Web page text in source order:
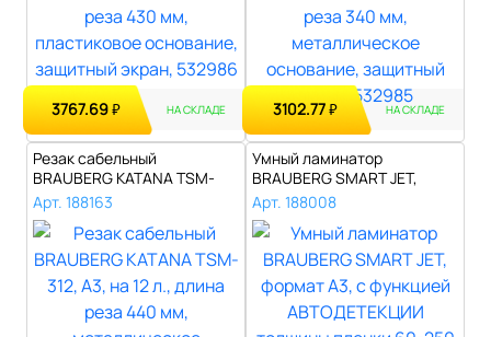
3767.69₽ НА СКЛАДЕ 3102.77₽ НА СКЛАДЕ
Резак сабельный
BRAUBERG KATANA TSM-
312, А3, на 12 л., ..
Арт. 188163
Умный ламинатор
BRAUBERG SMART JET,
формат А3, с функци..
Арт. 188008